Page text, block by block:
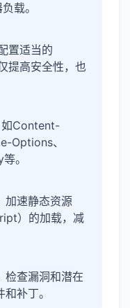
载。
置适当的
提高安全性，也
如Content-
Options、
。
加速静态资源
）的加载，减
检查漏洞和潜在
补丁。